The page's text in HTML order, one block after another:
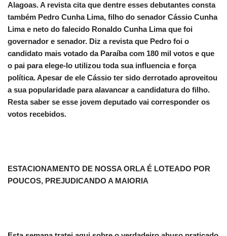
Alagoas. A revista cita que dentre esses debutantes consta
também Pedro Cunha Lima, filho do senador Cássio Cunha
Lima e neto do falecido Ronaldo Cunha Lima que foi
governador e senador. Diz a revista que Pedro foi o
candidato mais votado da Paraíba com 180 mil votos e que
o pai para elege-lo utilizou toda sua influencia e força
política. Apesar de ele Cássio ter sido derrotado aproveitou
a sua popularidade para alavancar a candidatura do filho.
Resta saber se esse jovem deputado vai corresponder os
votos recebidos.
ESTACIONAMENTO DE NOSSA ORLA É LOTEADO POR
POUCOS, PREJUDICANDO A MAIORIA